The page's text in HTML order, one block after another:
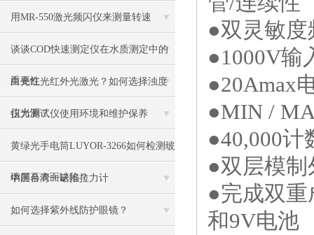
用MR-550激光频闪仪来测量转速
谈谈COD快速测定仪在水质测定中的
重要性
白光红光红外光激光？如何选择浊度
仪光源？
扭力测试仪使用环境和维护保养
黄绿光手电筒LUYOR-3266如何检测玻
璃屏幕表面缺陷？
中国台湾一诺推拉力计
如何选择紫外线防护眼镜？
●双灵敏
●1000V输
●20Amax
●MIN /
●40,000
●双层模
●完成双
和9V电池